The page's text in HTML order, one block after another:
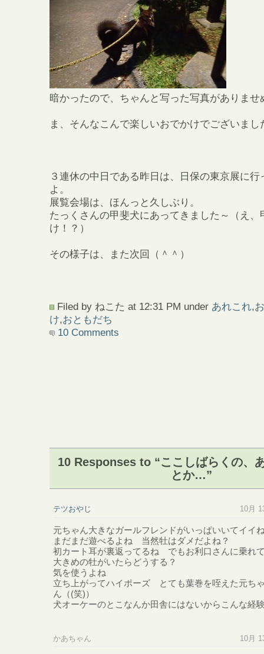
暗かったので、ちゃんと写った写真がありませ
ま、そんなこんで楽しいおでかけでございまし
３連休の中日である昨日は、日保の東京展に行
よ。
展覧会場は、ほんっと久しぶり。
たっくさんの甲斐犬にあってきました～（え、
け！？）
その様子は、また次回（＾＾）
Filed by ねこた at 12:31 PM under あれこれ,
け,おともだち
10 Comments
10 Responses to “ここしばらくの、
とか…”
テツおやじ 10月
元ちゃん大きなガールフレンドがいっぱいいてイイ
まだまだ遊べるよね 当然牡はダメだよね？
初カート耳が裏返ってるね でもお利口さんに乗れ
大きめの牡がいたらどうする？
気を使うよね
立ち上がってハイポーズ とても葉巻を咥えた元ち
ん（(笑)）
犬オーケーのとこなんか田舎にはないからこんな経
かあちゃん 10月